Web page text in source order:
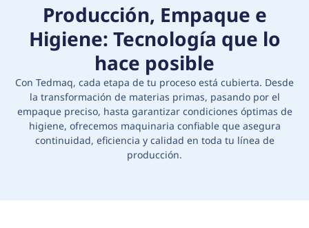
Producción, Empaque e
Higiene: Tecnología que lo
hace posible
Con Tedmaq, cada etapa de tu proceso está cubierta. Desde
la transformación de materias primas, pasando por el
empaque preciso, hasta garantizar condiciones óptimas de
higiene, ofrecemos maquinaria confiable que asegura
continuidad, eficiencia y calidad en toda tu línea de
producción.